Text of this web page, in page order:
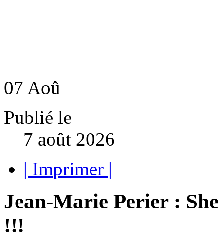
07 Aoû
Publié le
7 août 2026
| Imprimer |
Jean-Marie Perier :
!!!